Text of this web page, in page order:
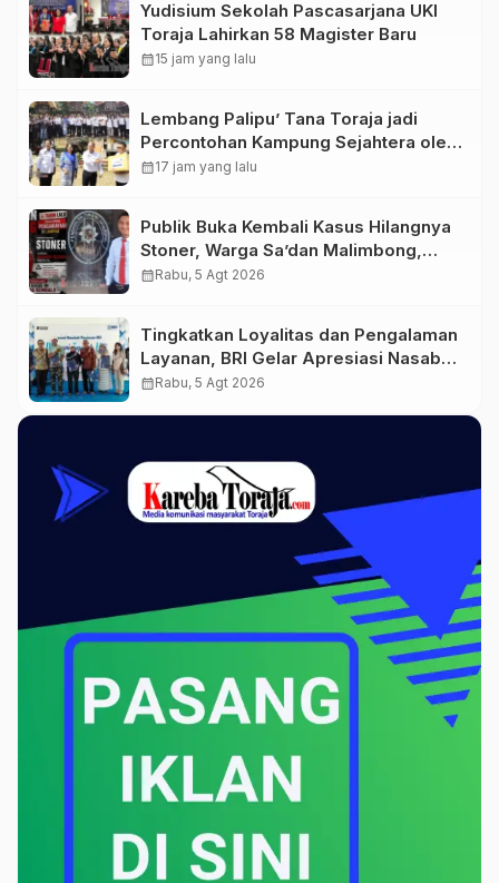
Yudisium Sekolah Pascasarjana UKI
Toraja Lahirkan 58 Magister Baru
calendar_month15 jam yang lalu
Lembang Palipu’ Tana Toraja jadi
Percontohan Kampung Sejahtera oleh
Kemensos
calendar_month17 jam yang lalu
Publik Buka Kembali Kasus Hilangnya
Stoner, Warga Sa’dan Malimbong,
DPRD dan Stakeholder Terkait Diminta
calendar_monthRabu, 5 Agt 2026
Tingkatkan Loyalitas dan Pengalaman
Layanan, BRI Gelar Apresiasi Nasabah
Pensiunan
calendar_monthRabu, 5 Agt 2026